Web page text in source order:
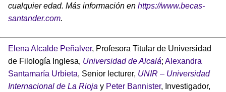
cualquier edad. Más información en https://www.becas-
santander.com.
Elena Alcalde Peñalver, Profesora Titular de Universidad
de Filología Inglesa, Universidad de Alcalá; Alexandra
Santamaría Urbieta, Senior lecturer, UNIR – Universidad
Internacional de La Rioja y Peter Bannister, Investigador,